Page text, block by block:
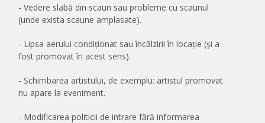
- Vedere slabă din scaun sau probleme cu scaunul
(unde exista scaune amplasate).
- Lipsa aerului condiționat sau încălzirii în locație (și a
fost promovat în acest sens).
- Schimbarea artistului, de exemplu: artistul promovat
nu apare la eveniment.
- Modificarea politicii de intrare fără informarea